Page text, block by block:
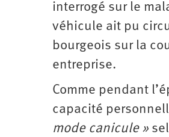
interrogé sur le
véhicule ait pu
bourgeois sur la
entreprise.
Comme pendant
capacité
mode canicule »